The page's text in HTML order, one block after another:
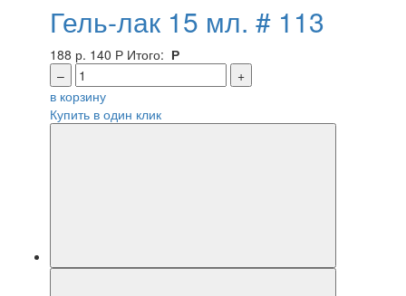
Гель-лак 15 мл. # 113
188 р. 140 Р Итого: Р
–
+
в корзину
Купить в один клик